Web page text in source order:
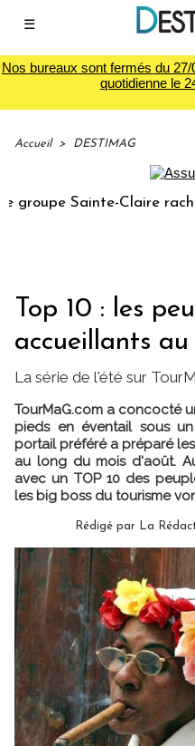
☰
Nos bureaux sont fermés du
quotidienne le
Accueil > DESTIMAG
Sainte-Claire
Top 10 : les
accueillants
La série de l'été sur
TourMaG.com a concocté
pieds en éventail sous
portail préféré a préparé
au long du mois d'août.
avec un TOP 10 des
les big boss du tourisme
Rédigé par La